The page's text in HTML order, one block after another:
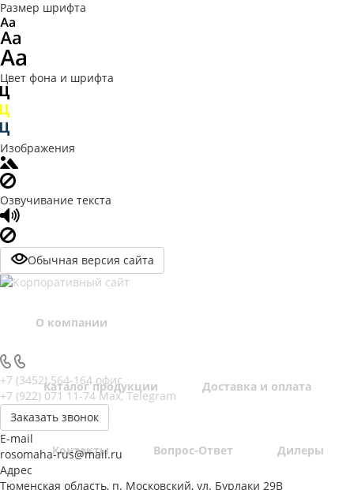
Размер шрифта
Цвет фона и шрифта
Изображения
Озвучивание текста
Обычная версия сайта
О компании
Каталог продукции Доставка и оплата
Контакты Вопрос-Ответ Дилеры
+7 (3452) 564-164 офис
+7 (922) 071 11-74 Max, Telegram
Заказать звонок
E-mail
rosomaha-rus@mail.ru
Адрес
Тюменская область, п. Московский, ул. Бурлаки 29В